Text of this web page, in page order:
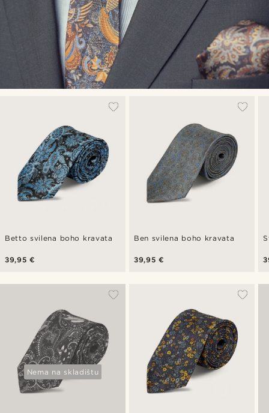
Betto svilena boho kravata
39,95 €
Ben svilena boho kravata
39,95 €
Nema na skladištu